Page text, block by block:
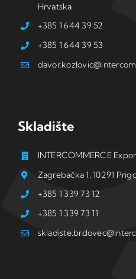
Hrvatska
+385 1 644 39 52
+385 1 644 39 53
Skladište
INTERCOMMERCE
Zagrebačka 1, 10291
+385 1 339 73 12
+385 1 339 73 11